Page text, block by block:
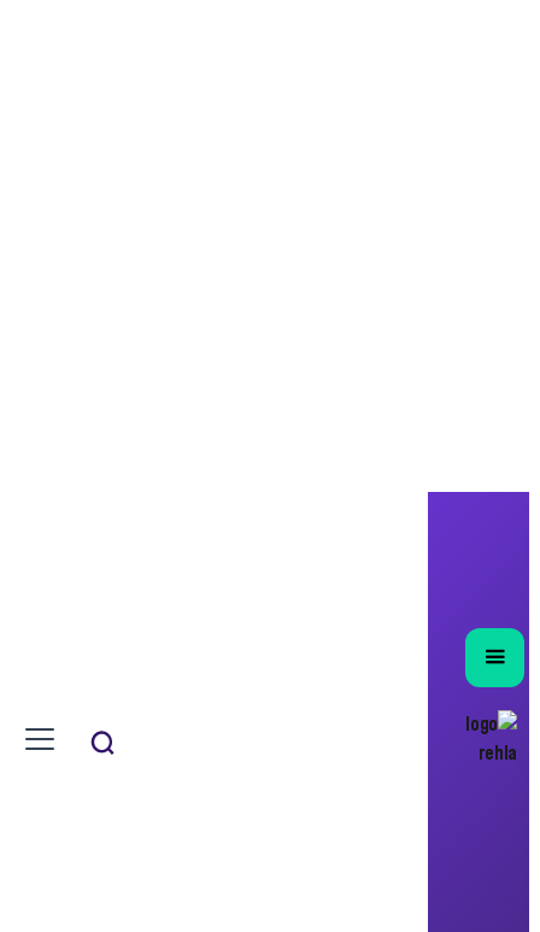
حلقة تتناول تطور العمارة من العصور القديمة إلى الحديثة.